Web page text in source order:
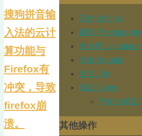
搜狗拼音输
入法的云计
算功能与
Firefox有
冲突，导致
firefox崩
溃。
写作 Writing
摄影 Photography
未分类
水族 Aquatic
生活 Life
笔记 Notes
Python笔记
其他操作